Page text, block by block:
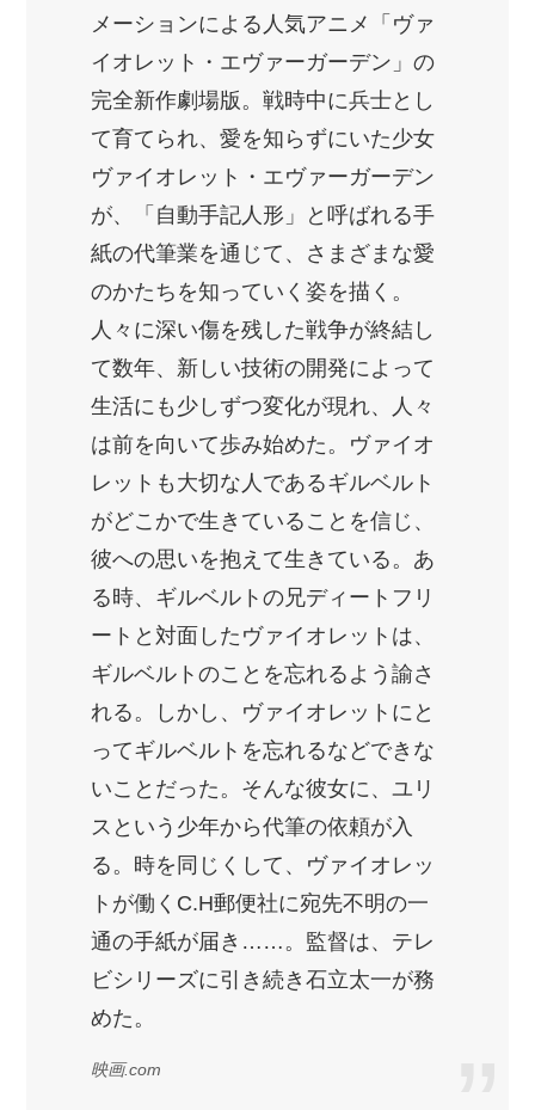
メーションによる人気アニメ「ヴァ
イオレット・エヴァーガーデン」の
完全新作劇場版。戦時中に兵士とし
て育てられ、愛を知らずにいた少女
ヴァイオレット・エヴァーガーデン
が、「自動手記人形」と呼ばれる手
紙の代筆業を通じて、さまざまな愛
のかたちを知っていく姿を描く。
人々に深い傷を残した戦争が終結し
て数年、新しい技術の開発によって
生活にも少しずつ変化が現れ、人々
は前を向いて歩み始めた。ヴァイオ
レットも大切な人であるギルベルト
がどこかで生きていることを信じ、
彼への思いを抱えて生きている。あ
る時、ギルベルトの兄ディートフリ
ートと対面したヴァイオレットは、
ギルベルトのことを忘れるよう諭さ
れる。しかし、ヴァイオレットにと
ってギルベルトを忘れるなどできな
いことだった。そんな彼女に、ユリ
スという少年から代筆の依頼が入
る。時を同じくして、ヴァイオレッ
トが働くC.H郵便社に宛先不明の一
通の手紙が届き……。監督は、テレ
ビシリーズに引き続き石立太一が務
めた。
映画.com